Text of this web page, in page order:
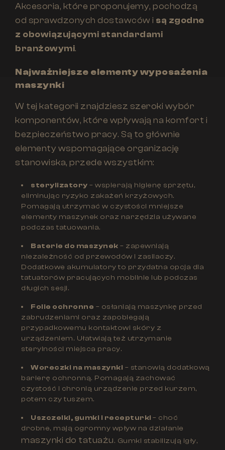
Akcesoria, które proponujemy, pochodzą
od sprawdzonych dostawców i są zgodne
z obowiązującymi standardami
branżowymi.
Najważniejsze elementy wyposażenia
maszynki
W tej kategorii znajdziesz szeroki wybór
komponentów, które wpływają na komfort i
bezpieczeństwo pracy. Są to głównie
elementy wspomagające organizację
stanowiska, przede wszystkim:
sterylizatory – wspierają higienę sprzętu,
eliminując ryzyko zakażeń krzyżowych.
Pomagają utrzymać w czystości mniejsze
elementy maszynek oraz narzędzia używane
podczas tatuowania.
Baterie do maszynek – zapewniają
niezależność od przewodów i zasilaczy.
Dodatkowe akumulatory to przydatna opcja dla
tatuatorów pracujących mobilnie lub podczas
długich sesji.
Folie ochronne – osłaniają maszynkę przed
zabrudzeniami oraz zapobiegają
przypadkowemu kontaktowi skóry z
urządzeniem. Ułatwiają też utrzymanie
sterylności miejsca pracy.
Woreczki na maszynki – stanowią dodatkową
barierę ochronną. Pomagają zachować
czystość i chronią urządzenie przed kurzem,
potem czy tuszem.
Uszczelki, gumki i recepturki– choć
drobne, mają ogromny wpływ na działanie
maszynki do tatuażu. Gumki stabilizują igły,